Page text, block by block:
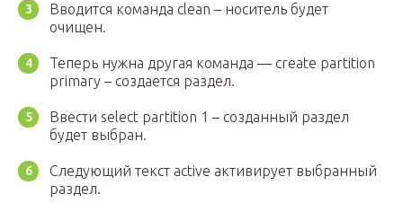
Вводится команда clean – носитель будет
очищен.
Теперь нужна другая команда — create partition
primary – создается раздел.
Ввести select partition 1 – созданный раздел
будет выбран.
Следующий текст active активирует выбранный
раздел.